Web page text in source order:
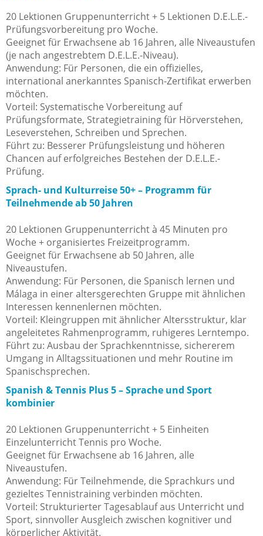
20 Lektionen Gruppenunterricht + 5 Lektionen D.E.L.E.-
Prüfungsvorbereitung pro Woche.
Geeignet für Erwachsene ab 16 Jahren, alle Niveaustufen
(je nach angestrebtem D.E.L.E.-Niveau).
Anwendung: Für Personen, die ein offizielles,
international anerkanntes Spanisch-Zertifikat erwerben
möchten.
Vorteil: Systematische Vorbereitung auf
Prüfungsformate, Strategietraining für Hörverstehen,
Leseverstehen, Schreiben und Sprechen.
Führt zu: Besserer Prüfungsleistung und höheren
Chancen auf erfolgreiches Bestehen der D.E.L.E.-
Prüfung.
Sprach- und Kulturreise 50+ – Programm für
Teilnehmende ab 50 Jahren
20 Lektionen Gruppenunterricht à 45 Minuten pro
Woche + organisiertes Freizeitprogramm.
Geeignet für Erwachsene ab 50 Jahren, alle
Niveaustufen.
Anwendung: Für Personen, die Spanisch lernen und
Málaga in einer altersgerechten Gruppe mit ähnlichen
Interessen kennenlernen möchten.
Vorteil: Kleingruppen mit ähnlicher Altersstruktur, klar
angeleitetes Rahmenprogramm, ruhigeres Lerntempo.
Führt zu: Ausbau der Sprachkenntnisse, sichererem
Umgang in Alltagssituationen und mehr Routine im
Spanischsprechen.
Spanish & Tennis Plus 5 – Sprache und Sport
kombinier
20 Lektionen Gruppenunterricht + 5 Einheiten
Einzelunterricht Tennis pro Woche.
Geeignet für Erwachsene ab 16 Jahren, alle
Niveaustufen.
Anwendung: Für Teilnehmende, die Sprachkurs und
gezieltes Tennistraining verbinden möchten.
Vorteil: Strukturierter Tagesablauf aus Unterricht und
Sport, sinnvoller Ausgleich zwischen kognitiver und
körperlicher Aktivität.